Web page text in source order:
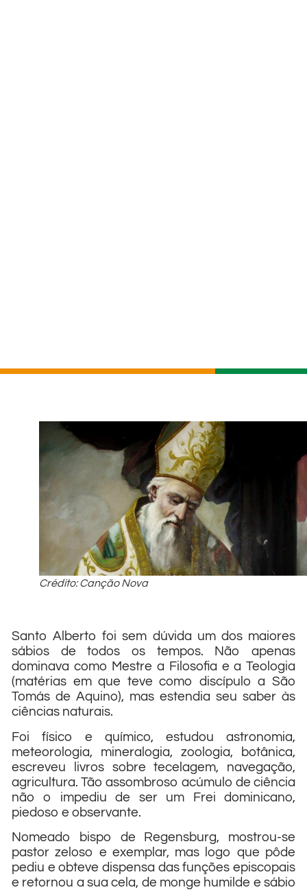
Crédito: Canção Nova
Santo Alberto foi sem dúvida um dos maiores
sábios de todos os tempos. Não apenas
dominava como Mestre a Filosofia e a Teologia
(matérias em que teve como discípulo a São
Tomás de Aquino), mas estendia seu saber às
ciências naturais.
Foi físico e químico, estudou astronomia,
meteorologia, mineralogia, zoologia, botânica,
escreveu livros sobre tecelagem, navegação,
agricultura. Tão assombroso acúmulo de ciência
não o impediu de ser um Frei dominicano,
piedoso e observante.
Nomeado bispo de Regensburg, mostrou-se
pastor zeloso e exemplar, mas logo que pôde
pediu e obteve dispensa das funções episcopais
e retornou a sua cela, de monge humilde e sábio